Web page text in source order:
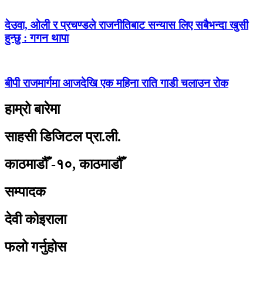
देउवा, ओली र प्रचण्डले राजनीतिबाट सन्यास लिए सबैभन्दा खुसी
हुन्छु : गगन थापा
बीपी राजमार्गमा आजदेखि एक महिना राति गाडी चलाउन रोक
हाम्रो बारेमा
साहसी डिजिटल प्रा.ली.
काठमाडौँ -१०, काठमाडौँ
सम्पादक
देवी कोइराला
फलो गर्नुहोस